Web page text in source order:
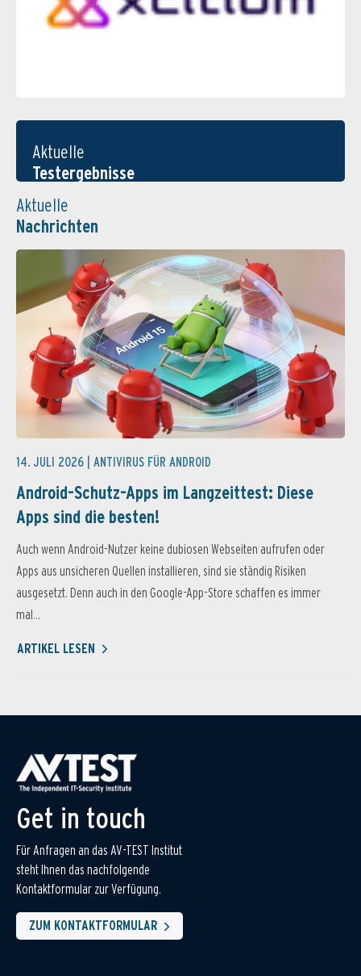
Aktuelle
Testergebnisse
Aktuelle
Nachrichten
14. JULI 2026 | ANTIVIRUS FÜR ANDROID
Android-Schutz-Apps im Langzeittest: Diese
Apps sind die besten!
Auch wenn Android-Nutzer keine dubiosen Webseiten aufrufen oder
Apps aus unsicheren Quellen installieren, sind sie ständig Risiken
ausgesetzt. Denn auch in den Google-App-Store schaffen es immer
mal...
ARTIKEL LESEN
Get in touch
Für Anfragen an das AV-TEST Institut
steht Ihnen das nachfolgende
Kontaktformular zur Verfügung.
ZUM KONTAKTFORMULAR